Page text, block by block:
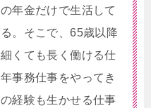
年金だけで生活して
。そこで、65歳以降
くても長く働ける仕
事務仕事をやってき
経験も生かせる仕事